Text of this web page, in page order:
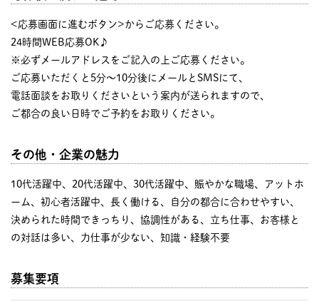
<応募画面に進むボタン>からご応募ください。
24時間WEB応募OK♪
※必ずメールアドレスをご記入の上ご応募ください。
ご応募いただくと5分～10分後にメールとSMSにて、
電話面談をお取りくださいという案内が送られますので、
ご都合の良い日時でご予約をお取りください。
その他・企業の魅力
10代活躍中、20代活躍中、30代活躍中、賑やかな職場、アットホ
ーム、初心者活躍中、長く働ける、自分の都合に合わせやすい、
決められた時間できっちり、協調性がある、立ち仕事、お客様と
の対話は多い、力仕事が少ない、知識・経験不要
募集要項